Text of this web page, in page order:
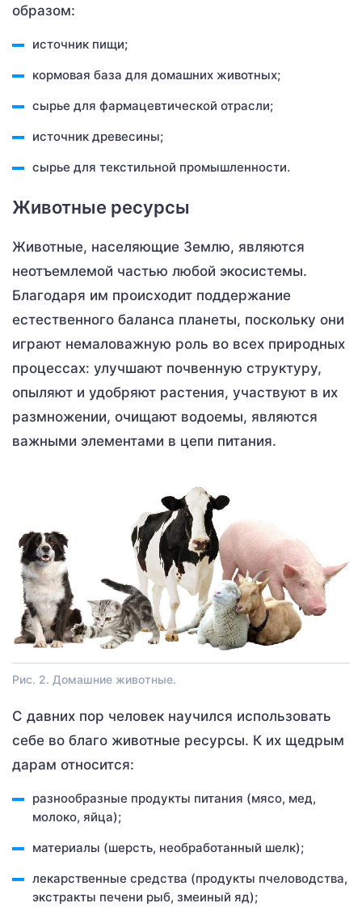
образом:
источник пищи;
кормовая база для домашних животных;
сырье для фармацевтической отрасли;
источник древесины;
сырье для текстильной промышленности.
Животные ресурсы
Животные, населяющие Землю, являются
неотъемлемой частью любой экосистемы.
Благодаря им происходит поддержание
естественного баланса планеты, поскольку они
играют немаловажную роль во всех природных
процессах: улучшают почвенную структуру,
опыляют и удобряют растения, участвуют в их
размножении, очищают водоемы, являются
важными элементами в цепи питания.
Рис. 2. Домашние животные.
С давних пор человек научился использовать
себе во благо животные ресурсы. К их щедрым
дарам относится:
разнообразные продукты питания (мясо, мед,
молоко, яйца);
материалы (шерсть, необработанный шелк);
лекарственные средства (продукты пчеловодства,
экстракты печени рыб, змеиный яд);